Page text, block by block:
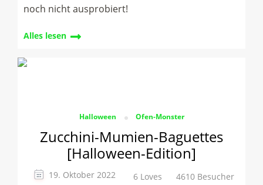
noch nicht ausprobiert!
Alles lesen
Halloween Ofen-Monster
Zucchini-Mumien-Baguettes
[Halloween-Edition]
19. Oktober 2022 6 Loves 4610 Besucher